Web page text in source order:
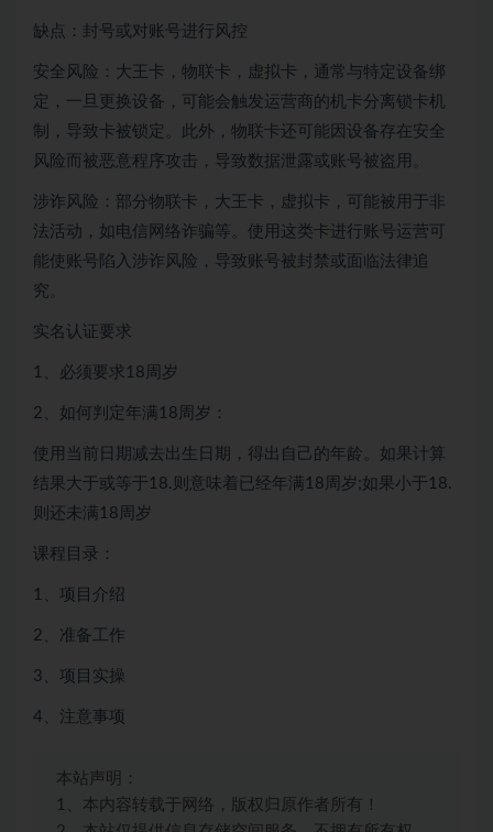
缺点：封号或对账号进行风控
安全风险：大王卡，物联卡，虚拟卡，通常与特定设备绑
定，一旦更换设备，可能会触发运营商的机卡分离锁卡机
制，导致卡被锁定。此外，物联卡还可能因设备存在安全
风险而被恶意程序攻击，导致数据泄露或账号被盗用。
涉诈风险：部分物联卡，大王卡，虚拟卡，可能被用于非
法活动，如电信网络诈骗等。使用这类卡进行账号运营可
能使账号陷入涉诈风险，导致账号被封禁或面临法律追
究。
实名认证要求
1、必须要求18周岁
2、如何判定年满18周岁：
使用当前日期减去出生日期，得出自己的年龄。如果计算
结果大于或等于18.则意味着已经年满18周岁;如果小于18.
则还未满18周岁
课程目录：
1、项目介绍
2、准备工作
3、项目实操
4、注意事项
本站声明：
1、本内容转载于网络，版权归原作者所有！